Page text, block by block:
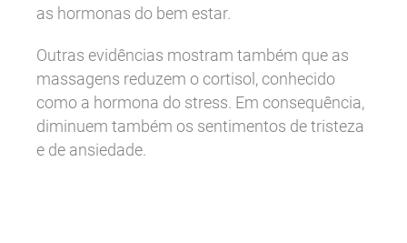
as hormonas do bem estar.
Outras evidências mostram também que as
massagens reduzem o cortisol, conhecido
como a hormona do stress. Em consequência,
diminuem também os sentimentos de tristeza
e de ansiedade.